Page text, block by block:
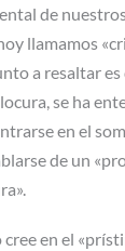
de
llamamos
a resaltar es
se ha
en el
de un
en el